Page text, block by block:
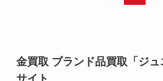
金買取 ブランド品買取「ジ
サイト